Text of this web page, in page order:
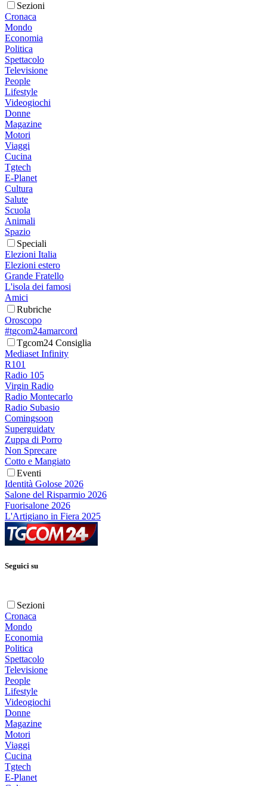
Sezioni
Cronaca
Mondo
Economia
Politica
Spettacolo
Televisione
People
Lifestyle
Videogiochi
Donne
Magazine
Motori
Viaggi
Cucina
Tgtech
E-Planet
Cultura
Salute
Scuola
Animali
Spazio
Speciali
Elezioni Italia
Elezioni estero
Grande Fratello
L'isola dei famosi
Amici
Rubriche
Oroscopo
#tgcom24amarcord
Tgcom24 Consiglia
Mediaset Infinity
R101
Radio 105
Virgin Radio
Radio Montecarlo
Radio Subasio
Comingsoon
Superguidatv
Zuppa di Porro
Non Sprecare
Cotto e Mangiato
Eventi
Identità Golose 2026
Salone del Risparmio 2026
Fuorisalone 2026
L'Artigiano in Fiera 2025
Seguici su
Sezioni
Cronaca
Mondo
Economia
Politica
Spettacolo
Televisione
People
Lifestyle
Videogiochi
Donne
Magazine
Motori
Viaggi
Cucina
Tgtech
E-Planet